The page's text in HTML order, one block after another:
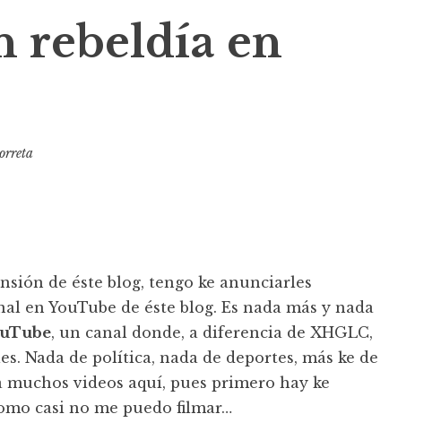
rebeldía en
de éste blog, tengo ke anunciarles
en YouTube de éste blog. Es nada más y nada
, un canal donde, a diferencia de XHGLC,
Nada de política, nada de deportes, más ke de
muchos videos aquí, pues primero hay ke
casi no me puedo filmar…